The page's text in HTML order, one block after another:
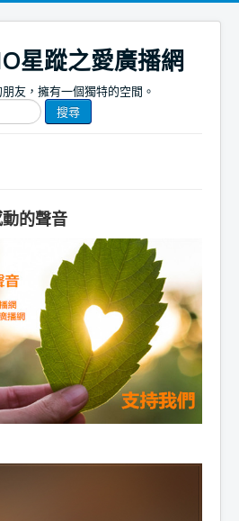
星蹤之愛廣播網
友，擁有一個獨特的空間。
搜尋
的聲音